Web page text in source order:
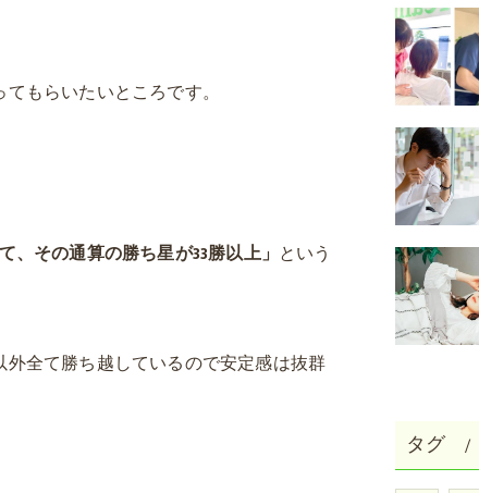
もらいたいところです。
、その通算の勝ち星が33勝以上」 という
外全て勝ち越しているので安定感は抜群
タグ